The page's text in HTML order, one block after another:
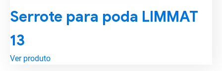
Serrote para poda LIMMAT
13
Ver produto